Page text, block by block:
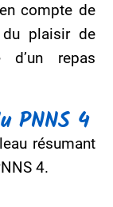
compte de
plaisir de
repas
PNNS 4
résumant
4.